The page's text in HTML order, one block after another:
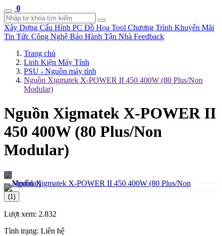
0
Xây Dựng Cấu Hình PC Đồ Họa Tool Chương Trình Khuyến Mãi
Tin Tức Công Nghệ Bảo Hành Tận Nhà Feedback
Trang chủ
Linh Kiện Máy Tính
PSU - Nguồn máy tính
Nguồn Xigmatek X-POWER II 450 400W (80 Plus/Non
Modular)
Nguồn Xigmatek X-POWER II
450 400W (80 Plus/Non
Modular)
(1)
Lượt xem: 2.832
Tình trạng: Liên hệ